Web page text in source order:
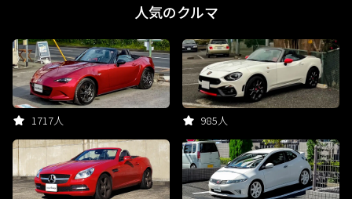
人気のクルマ
1717人 985人